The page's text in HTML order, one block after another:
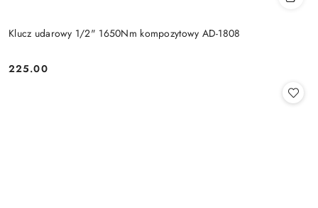
Klucz udarowy 1/2" 1650Nm kompozytowy AD-1808
Cena:
225.00